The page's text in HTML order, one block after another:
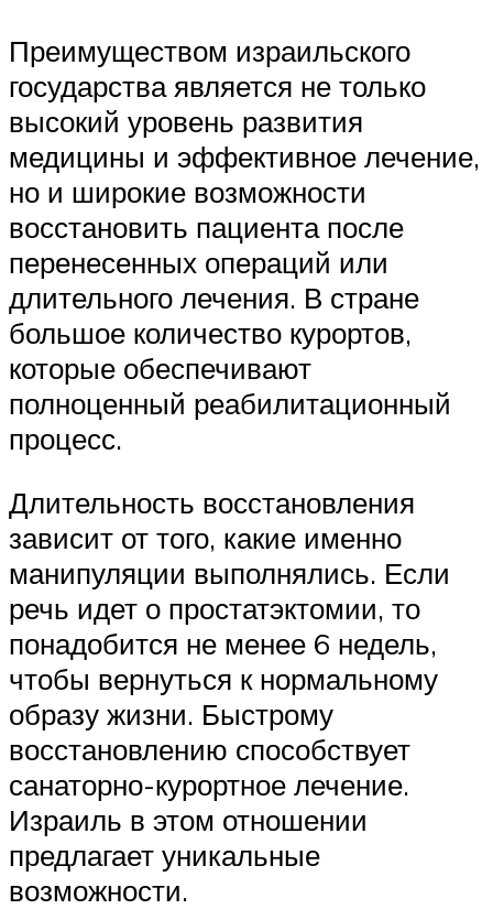
Преимуществом израильского
государства является не только
высокий уровень развития
медицины и эффективное лечение,
но и широкие возможности
восстановить пациента после
перенесенных операций или
длительного лечения. В стране
большое количество курортов,
которые обеспечивают
полноценный реабилитационный
процесс.
Длительность восстановления
зависит от того, какие именно
манипуляции выполнялись. Если
речь идет о простатэктомии, то
понадобится не менее 6 недель,
чтобы вернуться к нормальному
образу жизни. Быстрому
восстановлению способствует
санаторно-курортное лечение.
Израиль в этом отношении
предлагает уникальные
возможности.